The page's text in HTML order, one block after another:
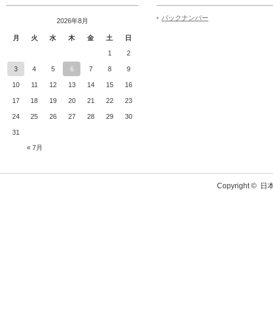
2026年8月
月 火 水 木 金 土 日
« 7月
1 2
3 4 5 6 7 8 9
10 11 12 13 14 15 16
17 18 19 20 21 22 23
24 25 26 27 28 29 30
31
バックナンバー
Copyright © 日